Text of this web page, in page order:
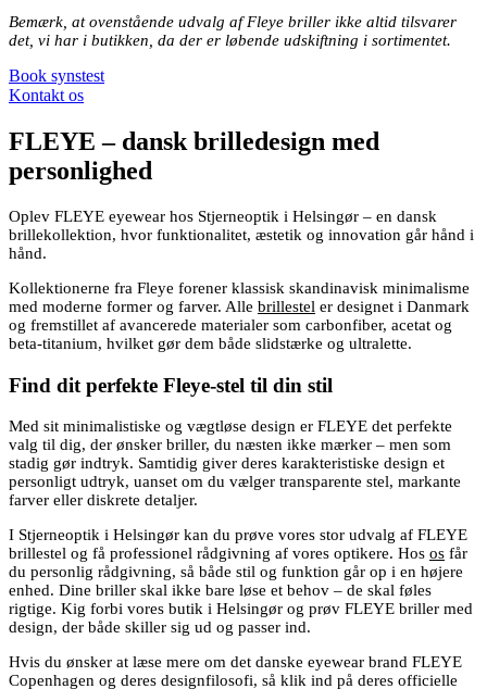
Bemærk, at ovenstående udvalg af Fleye briller ikke altid tilsvarer
det, vi har i butikken, da der er løbende udskiftning i sortimentet.
Book synstest
Kontakt os
FLEYE – dansk brilledesign med
personlighed
Oplev FLEYE eyewear hos Stjerneoptik i Helsingør – en dansk
brillekollektion, hvor funktionalitet, æstetik og innovation går hånd i
hånd.
Kollektionerne fra Fleye forener klassisk skandinavisk minimalisme
med moderne former og farver. Alle brillestel er designet i Danmark
og fremstillet af avancerede materialer som carbonfiber, acetat og
beta-titanium, hvilket gør dem både slidstærke og ultralette.
Find dit perfekte Fleye-stel til din stil
Med sit minimalistiske og vægtløse design er FLEYE det perfekte
valg til dig, der ønsker briller, du næsten ikke mærker – men som
stadig gør indtryk. Samtidig giver deres karakteristiske design et
personligt udtryk, uanset om du vælger transparente stel, markante
farver eller diskrete detaljer.
I Stjerneoptik i Helsingør kan du prøve vores stor udvalg af FLEYE
brillestel og få professionel rådgivning af vores optikere. Hos os får
du personlig rådgivning, så både stil og funktion går op i en højere
enhed. Dine briller skal ikke bare løse et behov – de skal føles
rigtige. Kig forbi vores butik i Helsingør og prøv FLEYE briller med
design, der både skiller sig ud og passer ind.
Hvis du ønsker at læse mere om det danske eyewear brand FLEYE
Copenhagen og deres designfilosofi, så klik ind på deres officielle